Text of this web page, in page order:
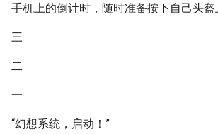
手机上的倒计时，随时准备按下自己头盔
三
二
一
“幻想系统，启动！”